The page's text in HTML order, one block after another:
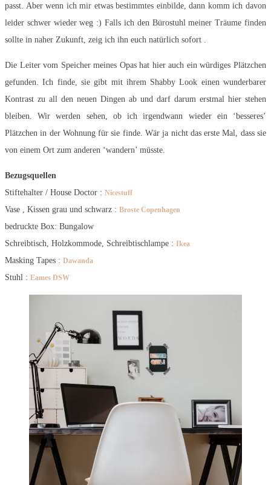
passt. Aber wenn ich mir etwas bestimmtes einbilde, dann komm ich davon
leider schwer wieder weg :) Falls ich den Bürostuhl meiner Träume finden
sollte in naher Zukunft, zeig ich ihn euch natürlich sofort .
Die Leiter vom Speicher meines Opas hat hier auch ein würdiges Plätzchen
gefunden. Ich finde, sie gibt mit ihrem Shabby Look einen wunderbarer
Kontrast zu all den neuen Dingen ab und darf darum erstmal hier stehen
bleiben. Wir werden sehen, ob ich irgendwann wieder ein ‘besseres’
Plätzchen in der Wohnung für sie finde. Wär ja nicht das erste Mal, dass sie
von einem Ort zum anderen ‘wandern’ müsste.
Bezugsquellen
Stiftehalter / House Doctor : Nicestuff
Vase , Kissen grau und schwarz : Broste Copenhagen
bedruckte Box: Bungalow
Schreibtisch, Holzkommode, Schreibtischlampe : Ikea
Masking Tapes : Dawanda
Stuhl : Eames DSW